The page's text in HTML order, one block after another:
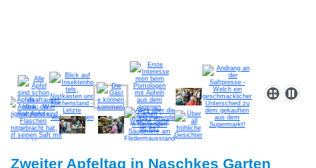
Zweiter Apfeltag in Naschkes Garten